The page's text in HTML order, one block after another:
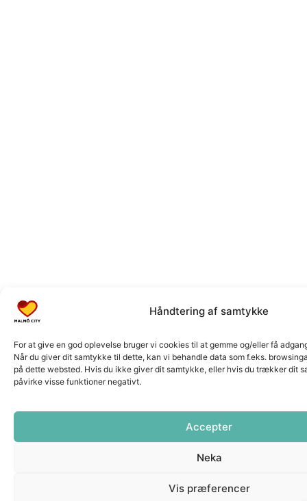
Håndtering af samtykke
For at give en god oplevelse bruger vi cookies til at gemme og/eller få
Når du giver dit samtykke til dette, kan vi behandle data som f.eks.
på dette websted. Hvis du ikke giver dit samtykke, eller hvis du trækker dit
påvirke visse funktioner negativt.
Accepter
Neka
Vis præferencer